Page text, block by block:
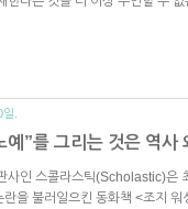
.
예”를 그리는 것은 역사
사인 스콜라스틱(Scholastic)은
란을 불러일으킨 동화책 <조지 워